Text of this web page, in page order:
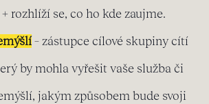
rozhlíží se, co ho kde zaujme.
– zástupce cílové skupiny cítí
by mohla vyřešit vaše služba či
jakým způsobem bude svoji